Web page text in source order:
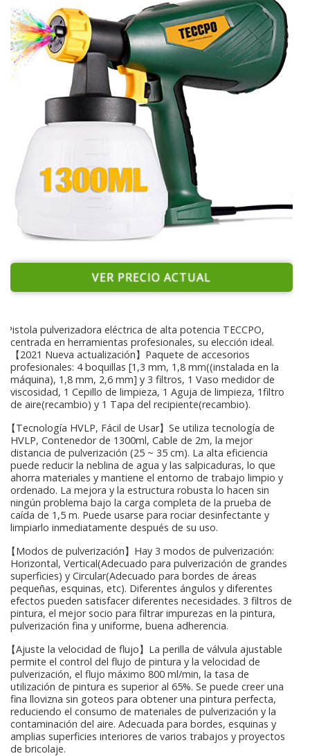
VER PRECIO ACTUAL
Pistola pulverizadora eléctrica de alta potencia TECCPO,
centrada en herramientas profesionales, su elección ideal.
【2021 Nueva actualización】Paquete de accesorios
profesionales: 4 boquillas [1,3 mm, 1,8 mm((instalada en la
máquina), 1,8 mm, 2,6 mm] y 3 filtros, 1 Vaso medidor de
viscosidad, 1 Cepillo de limpieza, 1 Aguja de limpieza, 1filtro
de aire(recambio) y 1 Tapa del recipiente(recambio).
【Tecnología HVLP, Fácil de Usar】Se utiliza tecnología de
HVLP, Contenedor de 1300ml, Cable de 2m, la mejor
distancia de pulverización (25 ~ 35 cm). La alta eficiencia
puede reducir la neblina de agua y las salpicaduras, lo que
ahorra materiales y mantiene el entorno de trabajo limpio y
ordenado. La mejora y la estructura robusta lo hacen sin
ningún problema bajo la carga completa de la prueba de
caída de 1,5 m. Puede usarse para rociar desinfectante y
limpiarlo inmediatamente después de su uso.
【Modos de pulverización】Hay 3 modos de pulverización:
Horizontal, Vertical(Adecuado para pulverización de grandes
superficies) y Circular(Adecuado para bordes de áreas
pequeñas, esquinas, etc). Diferentes ángulos y diferentes
efectos pueden satisfacer diferentes necesidades. 3 filtros de
pintura, el mejor socio para filtrar impurezas en la pintura,
pulverización fina y uniforme, buena adherencia.
【Ajuste la velocidad de flujo】La perilla de válvula ajustable
permite el control del flujo de pintura y la velocidad de
pulverización, el flujo máximo 800 ml/min, la tasa de
utilización de pintura es superior al 65%. Se puede creer una
fina llovizna sin goteos para obtener una pintura perfecta,
reduciendo el consumo de materiales de pulverización y la
contaminación del aire. Adecuada para bordes, esquinas y
amplias superficies interiores de varios trabajos y proyectos
de bricolaje.